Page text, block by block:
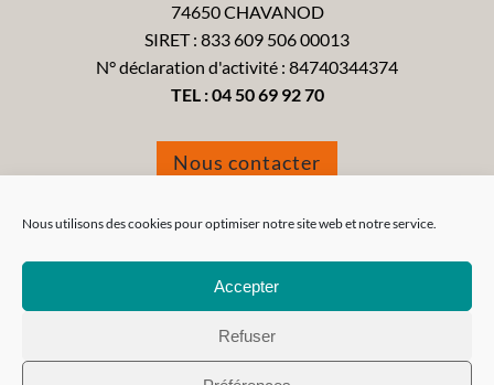
Nous utilisons des cookies pour optimiser notre site web et notre service.
Accepter
Refuser
74650 CHAVANOD
SIRET : 833 609 506 00013
N° déclaration d'activité : 84740344374
TEL :04 50 69 92 70
Nous contacter
Tous droits réservés 2021 - Réa-FormAction -